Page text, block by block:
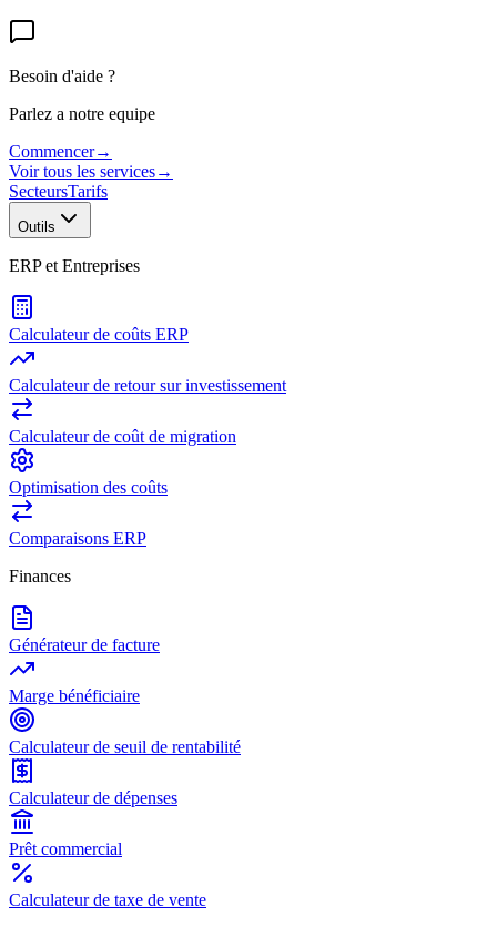
Besoin d'aide ?
Parlez a notre equipe
Commencer→
Voir tous les services→
SecteursTarifs
Outils
ERP et Entreprises
Calculateur de coûts ERP
Calculateur de retour sur investissement
Calculateur de coût de migration
Optimisation des coûts
Comparaisons ERP
Finances
Générateur de facture
Marge bénéficiaire
Calculateur de seuil de rentabilité
Calculateur de dépenses
Prêt commercial
Calculateur de taxe de vente